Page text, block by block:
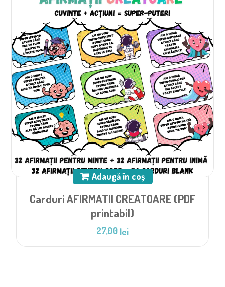
Adaugă în coș
Carduri AFIRMATII CREATOARE (PDF
printabil)
27,00 lei